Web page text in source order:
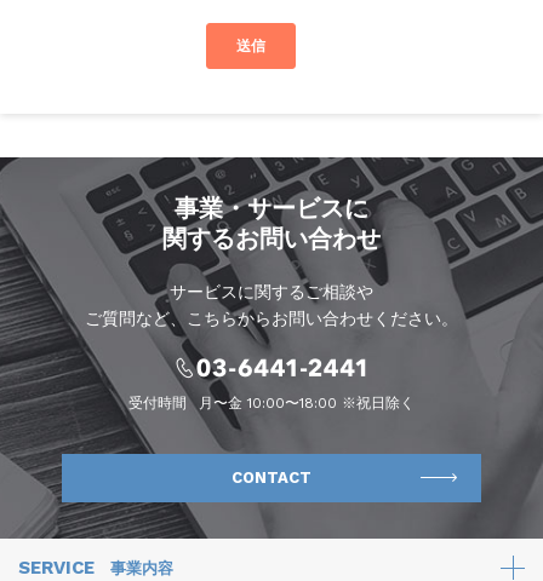
事業・サービスに
関するお問い合わせ
サービスに関するご相談や
ご質問など、こちらからお問い合わせください。
受付時間 月〜金 10:00〜18:00 ※祝日除く
CONTACT
SERVICE 事業内容